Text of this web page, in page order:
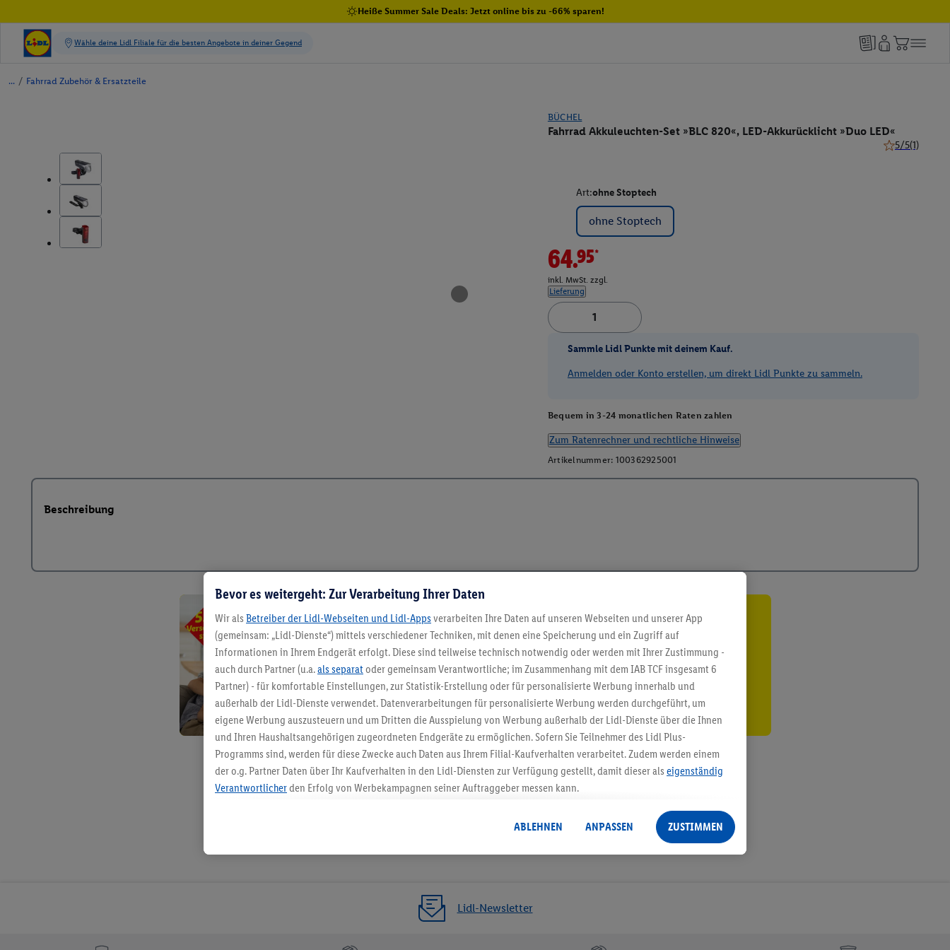
Heiße Summer Sale Deals: Jetzt online bis zu -66% sparen!
/ Fahrrad Zubehör & Ersatzteile
BÜCHEL
Fahrrad Akkuleuchten-Set »BLC 820«, LED-Akkurücklicht »Duo LED«
5/5(1)
Art:ohne Stoptech
ohne Stoptech
64.95*
inkl. MwSt. zzgl.
Lieferung
Sammle Lidl Punkte mit deinem Kauf.
Anmelden oder Konto erstellen, um direkt Lidl Punkte zu sammeln.
Bequem in 3-24 monatlichen Raten zahlen
Zum Ratenrechner und rechtliche Hinweise
Artikelnummer: 100362925001
Beschreibung
5.95 € Versand sparen³²ᵃ
Jetzt zum Newsletter anmelden
Gutschein sichern!
Lidl-Newsletter
Bevor es weitergeht: Zur Verarbeitung Ihrer Daten
Wir als Betreiber der Lidl-Webseiten und Lidl-Apps verarbeiten Ihre Daten auf unseren Webseiten und unserer App
(gemeinsam: „Lidl-Dienste“) mittels verschiedener Techniken, mit denen eine Speicherung und ein Zugriff auf
Informationen in Ihrem Endgerät erfolgt. Diese sind teilweise technisch notwendig oder werden mit Ihrer Zustimmung -
auch durch Partner (u.a.als separat oder gemeinsam Verantwortliche; im Zusammenhang mit dem IAB TCF insgesamt 6
Partner) - für komfortable Einstellungen, zur Statistik-Erstellung oder für personalisierte Werbung innerhalb und
außerhalb der Lidl-Dienste verwendet. Datenverarbeitungen für personalisierte Werbung werden durchgeführt, um
eigene Werbung auszusteuern und um Dritten die Ausspielung von Werbung außerhalb der Lidl-Dienste über die Ihnen
und Ihren Haushaltsangehörigen zugeordneten Endgeräte zu ermöglichen. Sofern Sie Teilnehmer des Lidl Plus-
Programms sind, werden für diese Zwecke auch Daten aus Ihrem Filial-Kaufverhalten verarbeitet. Zudem werden einem
der o.g. Partner Daten über Ihr Kaufverhalten in den Lidl-Diensten zur Verfügung gestellt, damit dieser als eigenständig
Verantwortlicherden Erfolg von Werbekampagnen seiner Auftraggeber messen kann.
angereicherten Profilen. Dies umfasst die Zusammenführung von Daten (z.B. über Ihre Nutzung der Lidl-Dienste, Ihr
Kaufverhalten in den Lidl-Diensten, Informationen aus Ihrem Kundenkonto - z.B. Alter oder Geschlecht - sowie Ihre
genauen Standortdaten) auch über verschiedene Endgeräte und Lidl-Dienste hinweg einschließlich dem Speichern von
Erfolgsmessung der Werbung, zur Zielgruppenforschung, zur Entwicklung von Angeboten sowie zur technischen
Sicherung und Optimierung dieser Werbeausspielungen.
ABLEHNEN ANPASSEN ZUSTIMMEN